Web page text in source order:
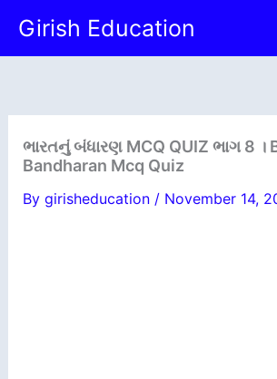
content
Girish Education
ભારતનું બંધારણ MCQ QUIZ ભાગ 8 ।
Bandharan Mcq Quiz
By girisheducation / November 14,